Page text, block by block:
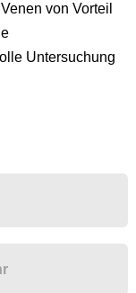
von Vorteil
Untersuchung